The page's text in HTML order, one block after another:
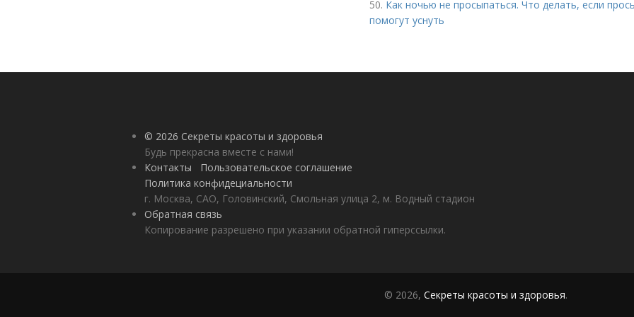
50. Как ночью не просыпаться. Что делать, если
помогут уснуть
© 2026 Секреты красоты и здоровья
Будь прекрасна вместе с нами!
Контакты
Пользовательское соглашение
Политика конфидециальности
г. Москва, САО, Головинский, Смольная улица 2, м. Водный стадион
Обратная связь
Копирование разрешено при указании обратной гиперссылки.
© 2026, Секреты красоты и здоровья.